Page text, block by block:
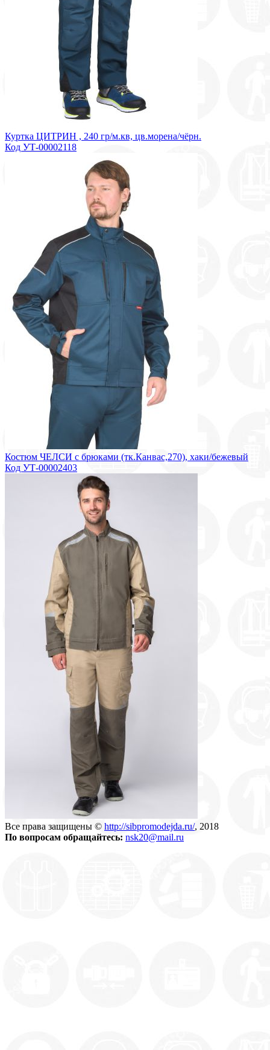
Куртка ЦИТРИН , 240 гр/м.кв, цв.морена/чёрн.
Код УТ-00002118
Костюм ЧЕЛСИ с брюками (тк.Канвас,270), хаки/бежевый
Код УТ-00002403
Все права защищены © http://sibpromodejda.ru/, 2018
По вопросам обращайтесь: nsk20@mail.ru